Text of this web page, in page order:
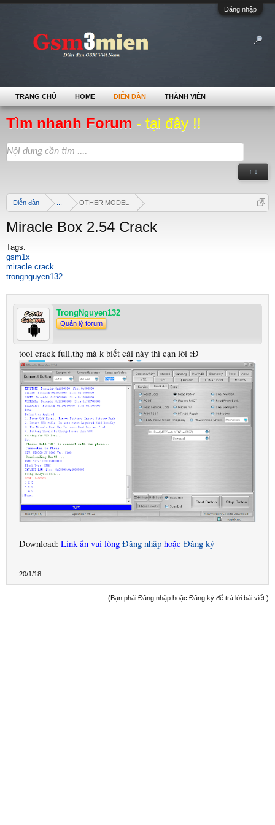
Đăng nhập
Tìm nhanh Forum - tại đây !!
↑ ↓
Diễn đàn OTHER MODEL
Miracle Box 2.54 Crack
Tags:
gsm1x
miracle crack.
trongnguyen132
TrongNguyen132
Quản lý forum
tool crack full,thợ mà k biết cái này thì cạn lời :Đ
Download: Link ẩn vui lòng Đăng nhập hoặc Đăng ký
20/1/18
(Bạn phải Đăng nhập hoặc Đăng ký để trả lời bài viết.)
TRANG CHỦ HOME DIỄN ĐÀN THÀNH VIÊN